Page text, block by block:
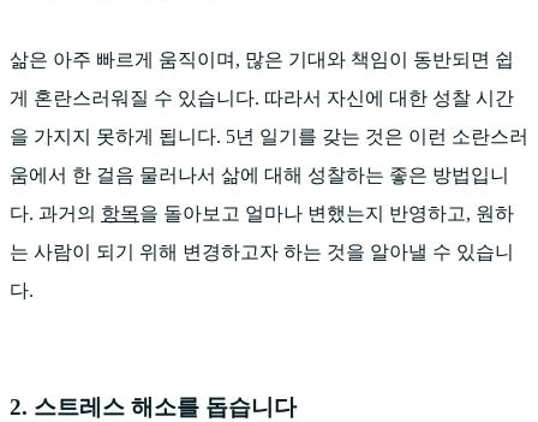
삶은 아주 빠르게 움직이며, 많은 기대와 책임이 동반되면 쉽
게 혼란스러워질 수 있습니다. 따라서 자신에 대한 성찰 시간
을 가지지 못하게 됩니다. 5년 일기를 갖는 것은 이런 소란스러
움에서 한 걸음 물러나서 삶에 대해 성찰하는 좋은 방법입니
다. 과거의 항목을 돌아보고 얼마나 변했는지 반영하고, 원하
는 사람이 되기 위해 변경하고자 하는 것을 알아낼 수 있습니
다.
2. 스트레스 해소를 돕습니다